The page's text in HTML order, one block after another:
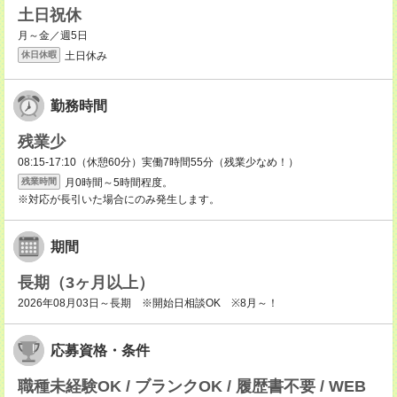
土日祝休
月～金／週5日
休日休暇 土日休み
勤務時間
残業少
08:15-17:10（休憩60分）実働7時間55分（残業少なめ！）
残業時間
月0時間～5時間程度。
※対応が長引いた場合にのみ発生します。
期間
長期（3ヶ月以上）
2026年08月03日～長期 ※開始日相談OK ※8月～！
応募資格・条件
職種未経験OK / ブランクOK / 履歴書不要 / WEB